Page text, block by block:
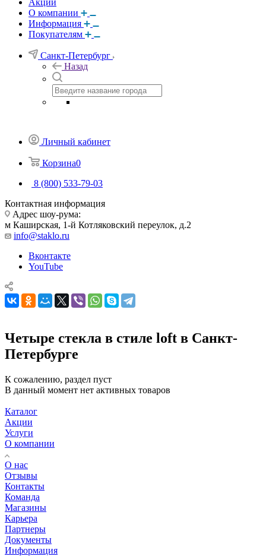
Акции
О компании
Информация
Покупателям
Санкт-Петербург
Назад
Личный кабинет
Корзина0
8 (800) 533-79-03
Контактная информация
Адрес шоу-рума:
м Каширская, 1-й Котляковский переулок, д.2
info@staklo.ru
Вконтакте
YouTube
Четыре стекла в стиле loft в Санкт-
Петербурге
К сожалению, раздел пуст
В данный момент нет активных товаров
Каталог
Акции
Услуги
О компании
О нас
Отзывы
Контакты
Команда
Магазины
Карьера
Партнеры
Документы
Информация